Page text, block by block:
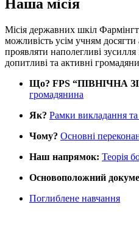
Наша місія
Місія державних шкіл
можливість усім учням досягти
проявляти наполегливі
допитливі та активні громадяни
Що? FPS “ПІВНІЧНА
громадянина
Як? Рамки викладання
Чому? Основні
Наш напрямок: Теорія
Основоположний
Поглиблене навчання